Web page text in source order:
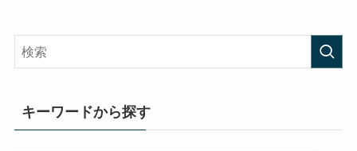
キーワードから探す